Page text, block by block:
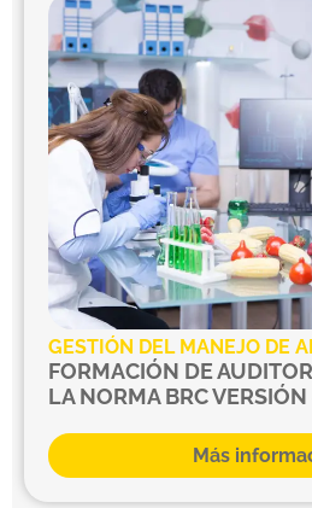
GESTIÓN DEL MANEJO DE
FORMACIÓN DE
LA NORMA BRC VERSIÓN
Más